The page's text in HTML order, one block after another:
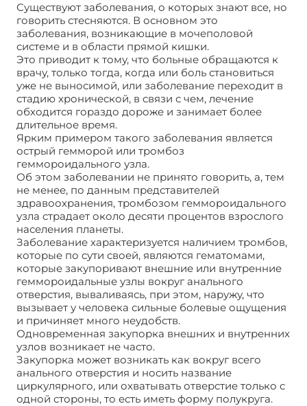
Существуют заболевания, о которых знают все, но
говорить стесняются. В основном это
заболевания, возникающие в мочеполовой
системе и в области прямой кишки.
Это приводит к тому, что больные обращаются к
врачу, только тогда, когда или боль становиться
уже не выносимой, или заболевание переходит в
стадию хронической, в связи с чем, лечение
обходится гораздо дороже и занимает более
длительное время.
Ярким примером такого заболевания является
острый гемморой или тромбоз
геммороидального узла.
Об этом заболевании не принято говорить, а, тем
не менее, по данным представителей
здравоохранения, тромбозом геммороидального
узла страдает около десяти процентов взрослого
населения планеты.
Заболевание характеризуется наличием тромбов,
которые по сути своей, являются гематомами,
которые закупоривают внешние или внутренние
геммороидальные узлы вокруг анального
отверстия, вываливаясь, при этом, наружу, что
вызывает у человека сильные болевые ощущения
и причиняет много неудобств.
Одновременная закупорка внешних и внутренних
узлов возникает не часто.
Закупорка может возникать как вокруг всего
анального отверстия и носить название
циркулярного, или охватывать отверстие только с
одной стороны, то есть иметь форму полукруга.